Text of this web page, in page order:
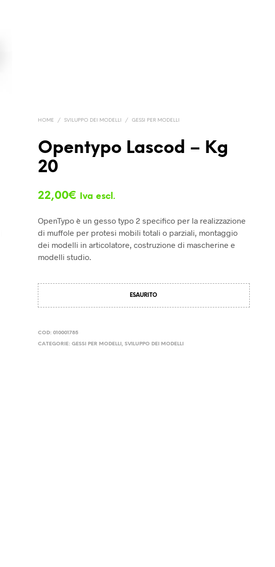
HOME / SVILUPPO DEI MODELLI / GESSI PER MODELLI
Opentypo Lascod – Kg
20
22,00€ Iva escl.
OpenTypo è un gesso typo 2 specifico per la realizzazione
di muffole per protesi mobili totali o parziali, montaggio
dei modelli in articolatore, costruzione di mascherine e
modelli studio.
ESAURITO
COD: 010001785
CATEGORIE: GESSI PER MODELLI , SVILUPPO DEI MODELLI